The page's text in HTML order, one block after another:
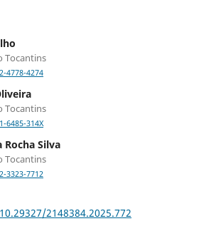
Tocantins
4778-4274
Tocantins
6485-314X
Rocha Silva
Tocantins
3323-7712
2148384.2025.772